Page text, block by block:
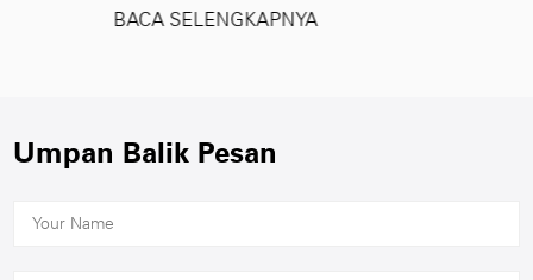
BACA SELENGKAPNYA
Umpan Balik Pesan